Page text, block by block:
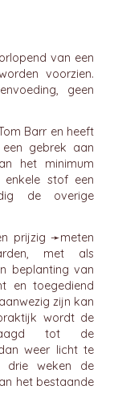
van een
voorzien.
geen
Barr en heeft
gebrek aan
het minimum
stof een
de overige
prijzig ➛meten
met als
beplanting van
en toegediend
zijn kan
wordt de
tot de
weer licht te
drie weken de
het bestaande